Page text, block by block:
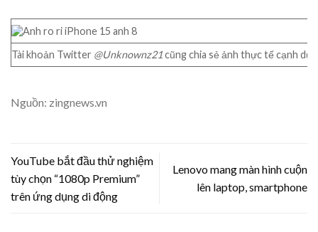
Tài khoản Twitter @Unknownz21cũng chia sẻ ảnh thực tế cạnh
Nguồn: zingnews.vn
YouTube bắt đầu thử nghiệm
tùy chọn “1080p Premium”
trên ứng dụng di động
Lenovo mang màn hình cuộn
lên laptop, smartphone